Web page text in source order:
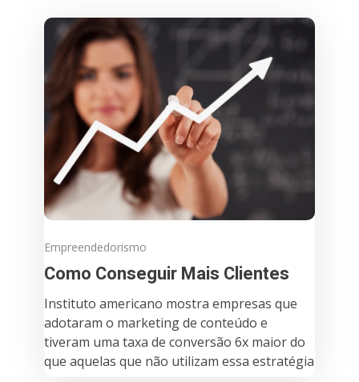
Empreendedorismo
Como Conseguir Mais Clientes
Instituto americano mostra empresas que
adotaram o marketing de conteúdo e
tiveram uma taxa de conversão 6x maior do
que aquelas que não utilizam essa estratégia